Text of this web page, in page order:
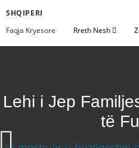
SHQIPERI
Faqja Kryesore
Rreth Nesh
Lehi i Jep
të